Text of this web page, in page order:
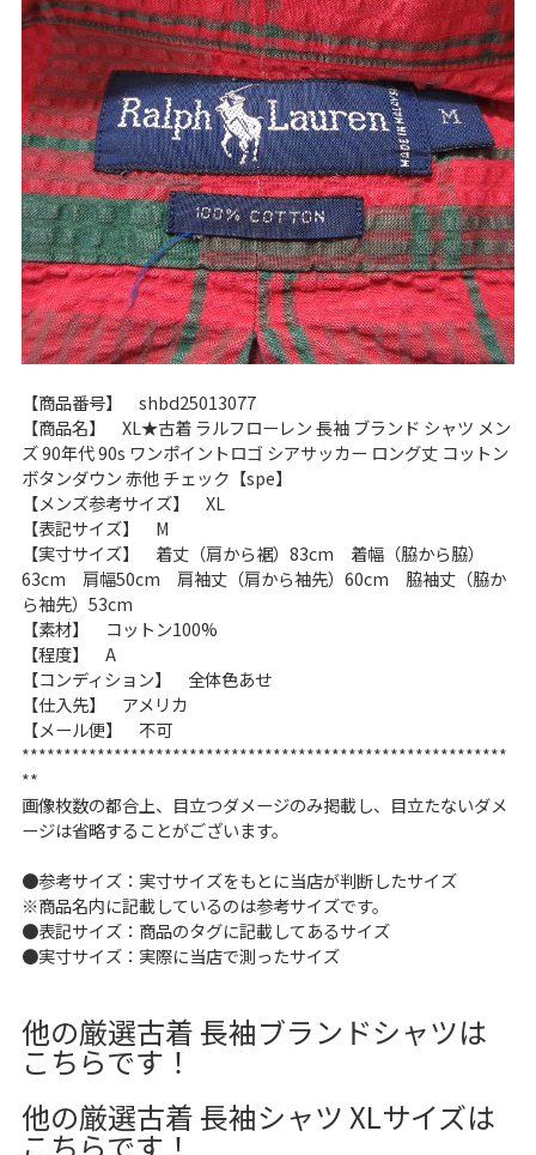
ご利用案内
お客様の声
レビュー1万件突破
お気に入りリスト
会員登録
メルマガ登録
会社概要
店舗一覧
古着卸売
特定商取引法に基づく表示
プライバシーポリシー
お問い合わせ
【商品番号】 shbd25013077
【商品名】 XL★古着 ラルフローレン 長袖 ブランド シャツ メン
ズ 90年代 90s ワンポイントロゴ シアサッカー ロング丈 コットン
ボタンダウン 赤他 チェック【spe】
【メンズ参考サイズ】 XL
【表記サイズ】 M
【実寸サイズ】 着丈（肩から裾）83cm 着幅（脇から脇）
63cm 肩幅50cm 肩袖丈（肩から袖先）60cm 脇袖丈（脇か
ら袖先）53cm
【素材】 コットン100%
【程度】 A
【コンディション】 全体色あせ
【仕入先】 アメリカ
【メール便】 不可
**********************************************************
**
画像枚数の都合上、目立つダメージのみ掲載し、目立たないダメ
ージは省略することがございます。
●参考サイズ：実寸サイズをもとに当店が判断したサイズ
※商品名内に記載しているのは参考サイズです。
●表記サイズ：商品のタグに記載してあるサイズ
●実寸サイズ：実際に当店で測ったサイズ
他の厳選古着 長袖ブランドシャツは
こちらです！
他の厳選古着 長袖シャツ XLサイズは
こちらです！